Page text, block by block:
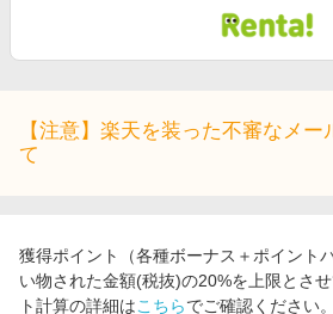
【注意】楽天を装った不審なメー
て
獲得ポイント（各種ボーナス＋ポイント
い物された金額(税抜)の20%を上限とさ
ト計算の詳細はこちらでご確認ください。